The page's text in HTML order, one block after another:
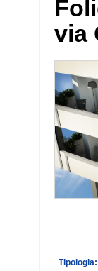
via
Tipologia: